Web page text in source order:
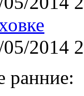
2014
ранние: